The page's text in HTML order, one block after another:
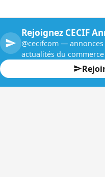
Rejoignez CECIF
@cecifcom —
actualités du